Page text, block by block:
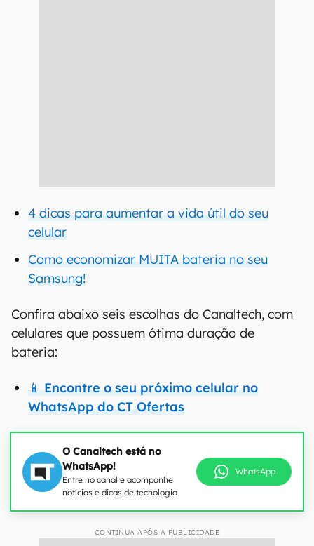
4 dicas para aumentar a vida útil do seu
celular
Como economizar MUITA bateria no seu
Samsung!
Confira abaixo seis escolhas do Canaltech, com
celulares que possuem ótima duração de
bateria:
📱 Encontre o seu próximo celular no
WhatsApp do CT Ofertas
O Canaltech está no
WhatsApp!
Entre no canal e acompanhe
notícias e dicas de tecnologia
WhatsApp
CONTINUA APÓS A PUBLICIDADE